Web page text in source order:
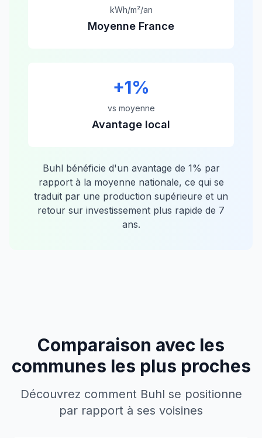
kWh/m²/an
Moyenne France
+1%
vs moyenne
Avantage local
Buhlbénéficie d'un avantage de 1% par
rapport à la moyenne nationale, ce qui se
traduit par une production supérieure et un
retour sur investissement plus rapide de 7
ans.
Comparaison avec les
communes les plus proches
Découvrez comment Buhl se positionne
par rapport à ses voisines